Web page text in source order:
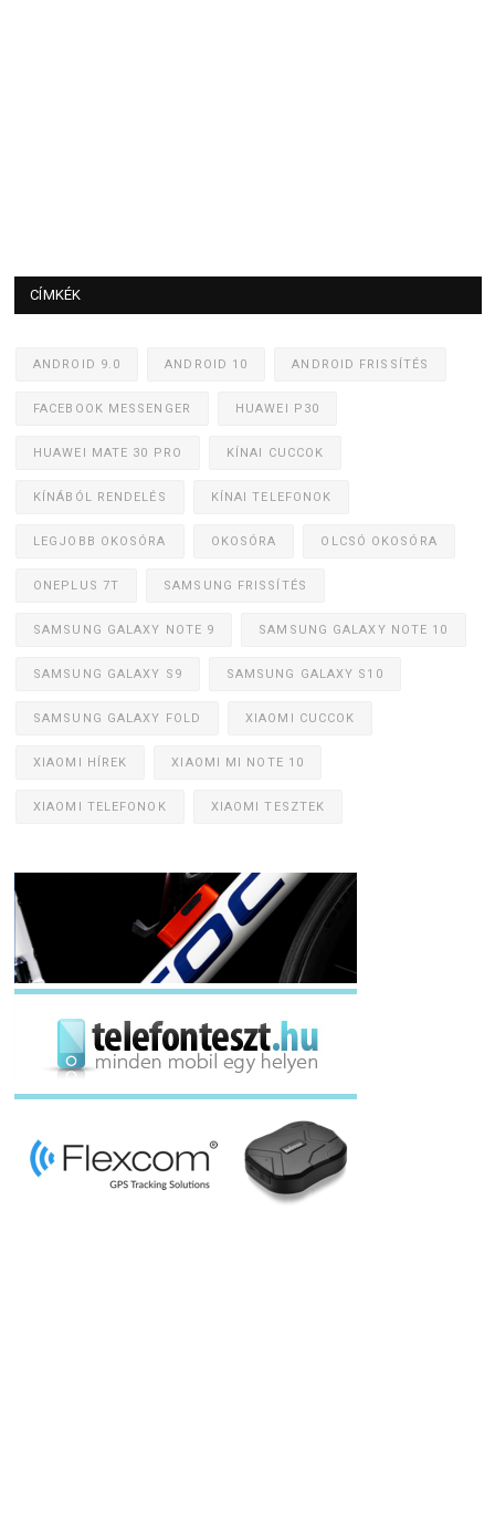
CÍMKÉK
ANDROID 9.0 ANDROID 10 ANDROID FRISSÍTÉS
FACEBOOK MESSENGER HUAWEI P30
HUAWEI MATE 30 PRO KÍNAI CUCCOK
KÍNÁBÓL RENDELÉS KÍNAI TELEFONOK
LEGJOBB OKOSÓRA OKOSÓRA OLCSÓ OKOSÓRA
ONEPLUS 7T SAMSUNG FRISSÍTÉS
SAMSUNG GALAXY NOTE 9 SAMSUNG GALAXY NOTE 10
SAMSUNG GALAXY S9 SAMSUNG GALAXY S10
SAMSUNG GALAXY FOLD XIAOMI CUCCOK
XIAOMI HÍREK XIAOMI MI NOTE 10
XIAOMI TELEFONOK XIAOMI TESZTEK